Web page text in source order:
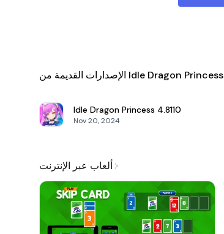
الإصدارات القديمة من Idle Dragon Princess
Idle Dragon Princess 4.8110
Nov 20, 2024
ألعاب عبر الإنترنت